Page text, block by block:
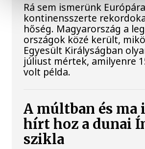
Rá sem ismerünk
kontinensszerte
hőség. Magyarország a
országok közé került,
Egyesült Királyságban
júliust mértek, amilyenre
volt példa.
A múltban és ma
hírt hoz a dunai
szikla